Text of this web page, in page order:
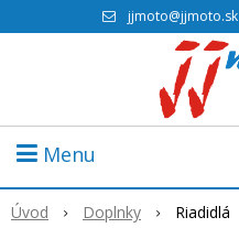
jjmoto@jjmoto.sk
Menu
Úvod Doplnky Riadidlá